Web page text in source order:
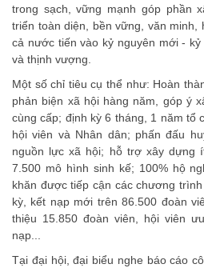
trong sạch, vững mạnh góp phần
triển toàn diện, bền vững, văn minh,
cả nước tiến vào kỷ nguyên mới -
và thịnh vượng.
Một số chỉ tiêu cụ thể như: Hoàn
phản biện xã hội hàng năm, góp ý
cùng cấp; định kỳ 6 tháng, 1 năm tổ
hội viên và Nhân dân; phấn đấu
nguồn lực xã hội; hỗ trợ xây dựng
7.500 mô hình sinh kế; 100% hộ
khăn được tiếp cận các chương
kỳ, kết nạp mới trên 86.500 đoàn
thiệu 15.850 đoàn viên, hội viên
nạp...
Tại đại hội, đại biểu nghe báo cáo